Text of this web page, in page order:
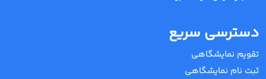
دسترسی سریع
تقویم نمایشگاهی
ثبت نام نمایشگاهی